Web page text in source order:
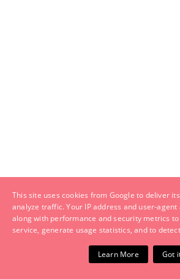
This site uses cookies from Google to deliver
analyze traffic. Your IP address and user-
along with performance and security metrics
service, generate usage statistics, and to
Learn More Got